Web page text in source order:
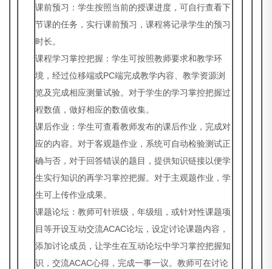
课前预习：学生按照当前的授课进度，可自行查看下
节课的任务，实行课前预习，课程将记录学生的预习
时长。
课程学习掌控把握：学生可按照教师要求和教学环
境，经过位移端或PC端完成教学内容、教学资源浏
览及完成相应测量试验。对于学生的学习掌控把握过
程数值，做好相应的数值收集。
课后作业：学生可查看教师发布的课后作业，完成对
应的内容。对于客观题作业，系统可自动检验测试正
确与否，对于回答错误的题目，提供知识链接以便学
生实行知识的再学习掌控把握。对于主观题作业，学
生可上传作业成果。
课题论坛：教师可针班级，年级组，或针对性课题项
目等开设互动交流ACAC论坛，设定讨论课题内容，
添加讨论成员，让学生在互动论坛中学习掌控把握知
识，交流ACAC心得，完成一事一议。教师可在讨论